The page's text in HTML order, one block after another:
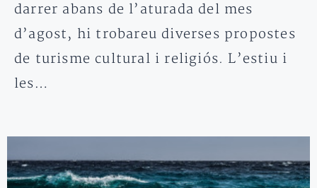
darrer abans de l’aturada del mes
d’agost, hi trobareu diverses propostes
de turisme cultural i religiós. L’estiu i
les…